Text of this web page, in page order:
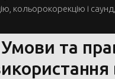
кольорокорекцію і
Умови та